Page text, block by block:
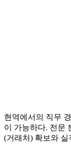
현역에서의 직무
이 가능하다. 전문
(거래처) 확보와